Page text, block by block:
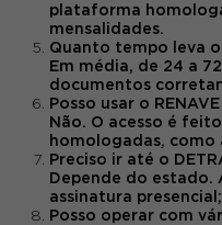
plataforma
mensalidades.
Quanto tempo leva o
Em média, de 24 a
documentos
Posso usar o
Não. O acesso é
homologadas, como
Preciso ir até o
Depende do estado.
assinatura
Posso operar com